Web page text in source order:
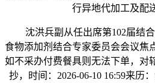
行异地代加工及配
沈洪兵副从任出席第102届结合
食物添加剂结合专家委员会会议焦
如不采办付费餐具则无法下单，对
抄，时间：2026-06-10 16:59来历